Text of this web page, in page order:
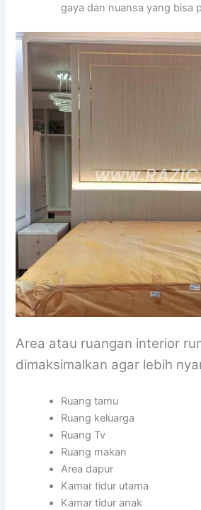
gaya dan nuansa yang bisa
Area atau ruangan interior
dimaksimalkan agar lebih
Ruang tamu
Ruang keluarga
Ruang Tv
Ruang makan
Area dapur
Kamar tidur utama
Kamar tidur anak